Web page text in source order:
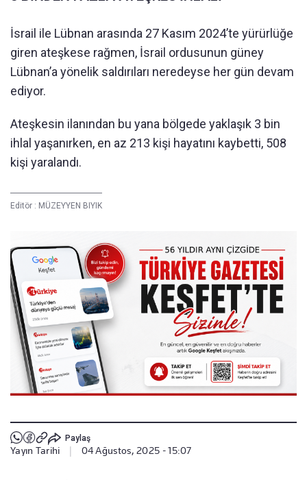
İsrail ile Lübnan arasında 27 Kasım 2024’te yürürlüğe
giren ateşkese rağmen, İsrail ordusunun güney
Lübnan’a yönelik saldırıları neredeyse her gün devam
ediyor.
Ateşkesin ilanından bu yana bölgede yaklaşık 3 bin
ihlal yaşanırken, en az 213 kişi hayatını kaybetti, 508
kişi yaralandı.
Editör : MÜZEYYEN BIYIK
Paylaş
Yayın Tarihi 04 Ağustos, 2025 - 15:07